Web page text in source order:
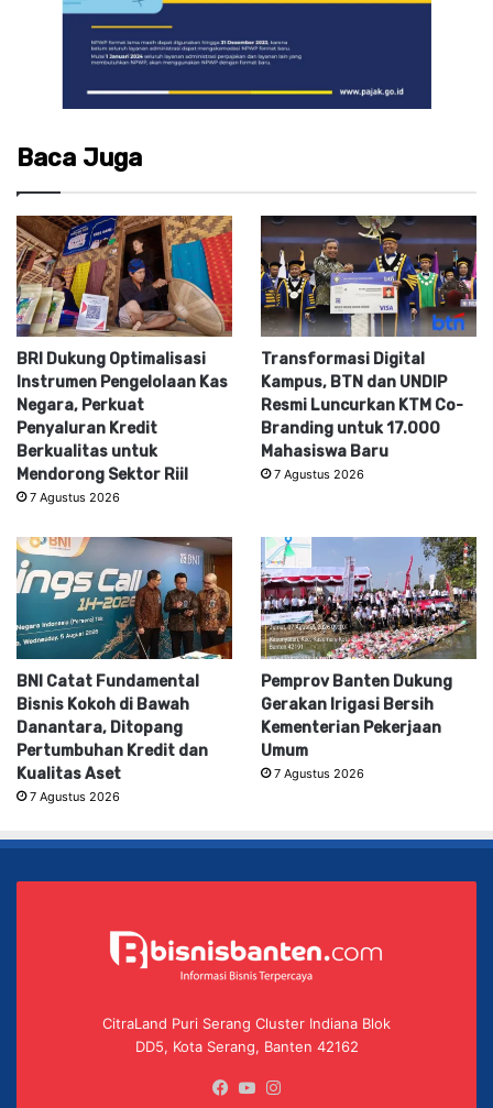
Baca Juga
BRI Dukung Optimalisasi
Instrumen Pengelolaan Kas
Negara, Perkuat
Penyaluran Kredit
Berkualitas untuk
Mendorong Sektor Riil
7 Agustus 2026
Transformasi Digital
Kampus, BTN dan UNDIP
Resmi Luncurkan KTM Co-
Branding untuk 17.000
Mahasiswa Baru
7 Agustus 2026
BNI Catat Fundamental
Bisnis Kokoh di Bawah
Danantara, Ditopang
Pertumbuhan Kredit dan
Kualitas Aset
7 Agustus 2026
Pemprov Banten Dukung
Gerakan Irigasi Bersih
Kementerian Pekerjaan
Umum
7 Agustus 2026
CitraLand Puri Serang Cluster Indiana Blok
DD5, Kota Serang, Banten 42162
Facebook
YouTube